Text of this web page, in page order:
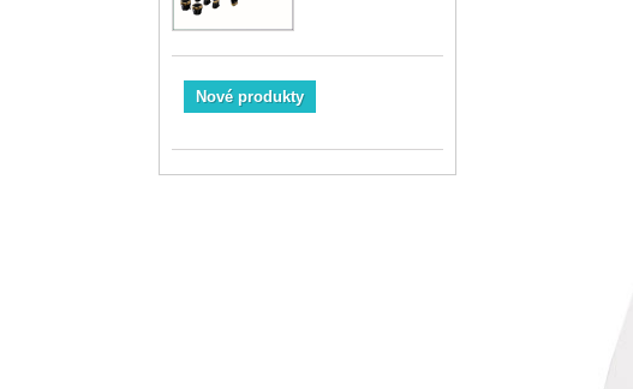
Nové produkty